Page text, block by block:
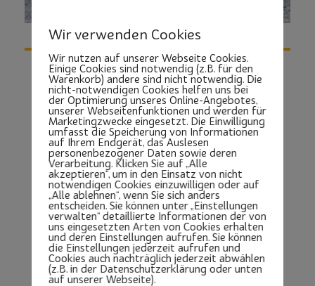
Wir verwenden Cookies
Wir nutzen auf unserer Webseite Cookies.
Einige Cookies sind notwendig (z.B. für den
Warenkorb) andere sind nicht notwendig. Die
nicht-notwendigen Cookies helfen uns bei
der Optimierung unseres Online-Angebotes,
unserer Webseitenfunktionen und werden für
Marketingzwecke eingesetzt. Die Einwilligung
umfasst die Speicherung von Informationen
auf Ihrem Endgerät, das Auslesen
personenbezogener Daten sowie deren
Verarbeitung. Klicken Sie auf „Alle
akzeptieren“, um in den Einsatz von nicht
notwendigen Cookies einzuwilligen oder auf
„Alle ablehnen“, wenn Sie sich anders
entscheiden. Sie können unter „Einstellungen
verwalten“ detaillierte Informationen der von
uns eingesetzten Arten von Cookies erhalten
und deren Einstellungen aufrufen. Sie können
die Einstellungen jederzeit aufrufen und
Cookies auch nachträglich jederzeit abwählen
(z.B. in der Datenschutzerklärung oder unten
auf unserer Webseite).